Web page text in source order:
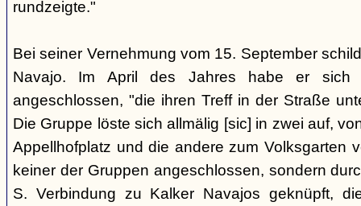
rundzeigte."
Bei seiner Vernehmung vom 15. September
Navajo. Im April des Jahres habe er sich
angeschlossen, "die ihren Treff in der Straße
Die Gruppe löste sich allmälig [sic] in zwei auf,
Appellhofplatz und die andere zum Volksgarten
keiner der Gruppen angeschlossen, sondern
S. Verbindung zu Kalker Navajos geknüpft,